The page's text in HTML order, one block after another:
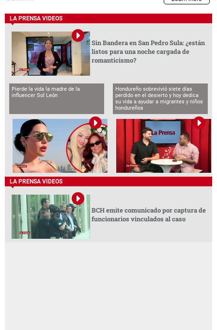
LA PRENSA VIDEOS
Sin Bandera en San Pedro Sula: ¿están
listos para una noche cargada de
romanticismo?
Pierde la vida la madre de la
influencer Sol León
Hondureño sobrevivió siete días
perdido en el desierto y hoy dedica
su vida a ayudar a migrantes y niños
hondureños
LA PRENSA VIDEOS
BCH emite comunicado por captura de
funcionarios vinculados al caso